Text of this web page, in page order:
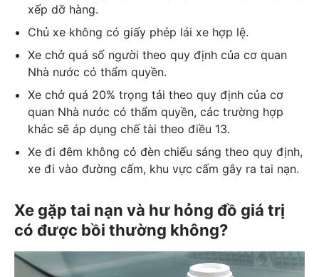
xếp dỡ hàng.
Chủ xe không có giấy phép lái xe hợp lệ.
Xe chở quá số người theo quy định của cơ quan
Nhà nước có thẩm quyền.
Xe chở quá 20% trọng tải theo quy định của cơ
quan Nhà nước có thẩm quyền, các trường hợp
khác sẽ áp dụng chế tài theo điều 13.
Xe đi đêm không có đèn chiếu sáng theo quy định,
xe đi vào đường cấm, khu vực cấm gây ra tai nạn.
Xe gặp tai nạn và hư hỏng đồ giá trị
có được bồi thường không?